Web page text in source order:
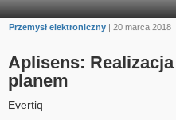
Przemysł elektroniczny | 20 marca 2018
Aplisens:
planem
Evertiq